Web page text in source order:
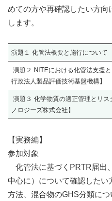
めての方や再確認したい方向
します。
演題１ 化管法概要と施行について
演題２ NITEにおける化管法支援
行政法人製品評価技術基盤機構】
演題３ 化学物質の適正管理とリ
ノロジーズ株式会社】
【実務編】
参加対象
化管法に基づくPRTR届出
中心に）について確認した
方法、混合物のGHS分類に